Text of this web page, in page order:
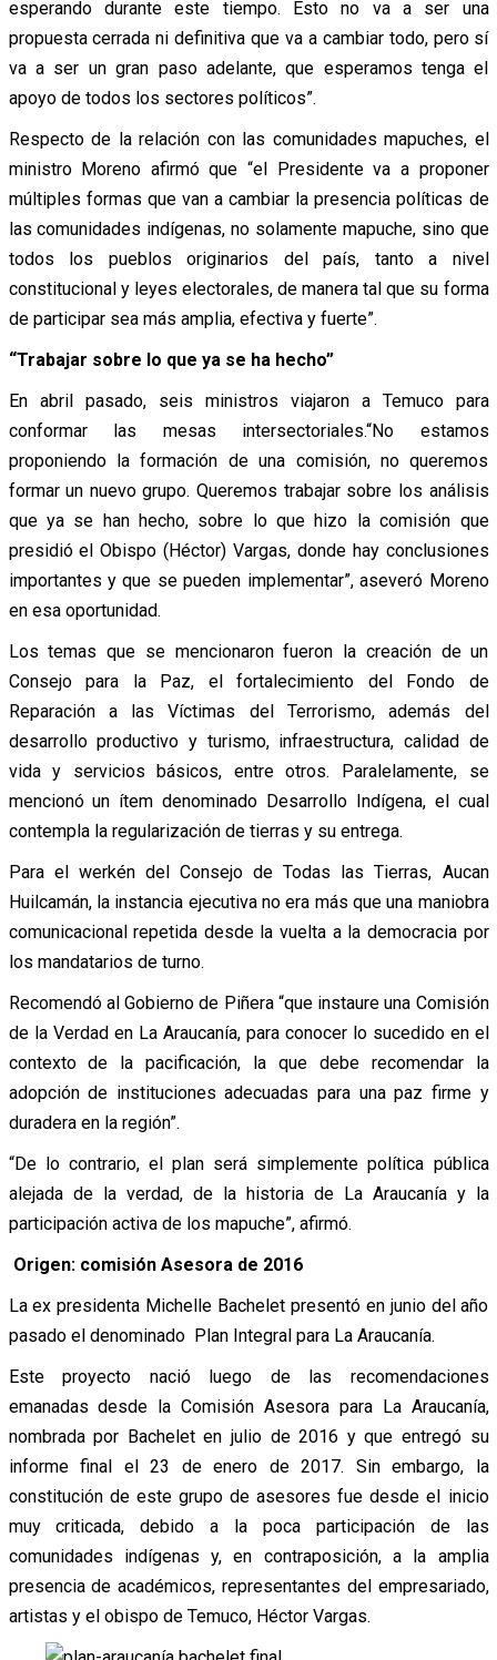
esperando durante este tiempo. Esto no va a ser una
propuesta cerrada ni definitiva que va a cambiar todo, pero sí
va a ser un gran paso adelante, que esperamos tenga el
apoyo de todos los sectores políticos”.
Respecto de la relación con las comunidades mapuches, el
ministro Moreno afirmó que “el Presidente va a proponer
múltiples formas que van a cambiar la presencia políticas de
las comunidades indígenas, no solamente mapuche, sino que
todos los pueblos originarios del país, tanto a nivel
constitucional y leyes electorales, de manera tal que su forma
de participar sea más amplia, efectiva y fuerte”.
“Trabajar sobre lo que ya se ha hecho”
En abril pasado, seis ministros viajaron a Temuco para
conformar las mesas intersectoriales.“No estamos
proponiendo la formación de una comisión, no queremos
formar un nuevo grupo. Queremos trabajar sobre los análisis
que ya se han hecho, sobre lo que hizo la comisión que
presidió el Obispo (Héctor) Vargas, donde hay conclusiones
importantes y que se pueden implementar”, aseveró Moreno
en esa oportunidad.
Los temas que se mencionaron fueron la creación de un
Consejo para la Paz, el fortalecimiento del Fondo de
Reparación a las Víctimas del Terrorismo, además del
desarrollo productivo y turismo, infraestructura, calidad de
vida y servicios básicos, entre otros. Paralelamente, se
mencionó un ítem denominado Desarrollo Indígena, el cual
contempla la regularización de tierras y su entrega.
Para el werkén del Consejo de Todas las Tierras, Aucan
Huilcamán, la instancia ejecutiva no era más que una maniobra
comunicacional repetida desde la vuelta a la democracia por
los mandatarios de turno.
Recomendó al Gobierno de Piñera “que instaure una Comisión
de la Verdad en La Araucanía, para conocer lo sucedido en el
contexto de la pacificación, la que debe recomendar la
adopción de instituciones adecuadas para una paz firme y
duradera en la región”.
“De lo contrario, el plan será simplemente política pública
alejada de la verdad, de la historia de La Araucanía y la
participación activa de los mapuche”, afirmó.
Origen: comisión Asesora de 2016
La ex presidenta Michelle Bachelet presentó en junio del año
pasado el denominado Plan Integral para La Araucanía.
Este proyecto nació luego de las recomendaciones
emanadas desde la Comisión Asesora para La Araucanía,
nombrada por Bachelet en julio de 2016 y que entregó su
informe final el 23 de enero de 2017. Sin embargo, la
constitución de este grupo de asesores fue desde el inicio
muy criticada, debido a la poca participación de las
comunidades indígenas y, en contraposición, a la amplia
presencia de académicos, representantes del empresariado,
artistas y el obispo de Temuco, Héctor Vargas.